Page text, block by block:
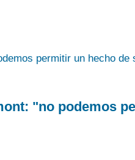
"no podemos